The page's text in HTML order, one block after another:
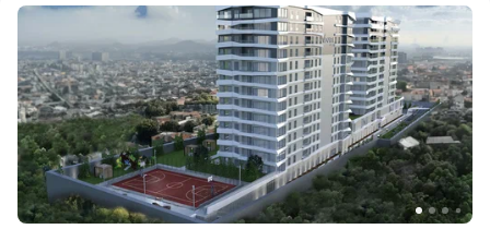
расположен в архитектурном отношении.